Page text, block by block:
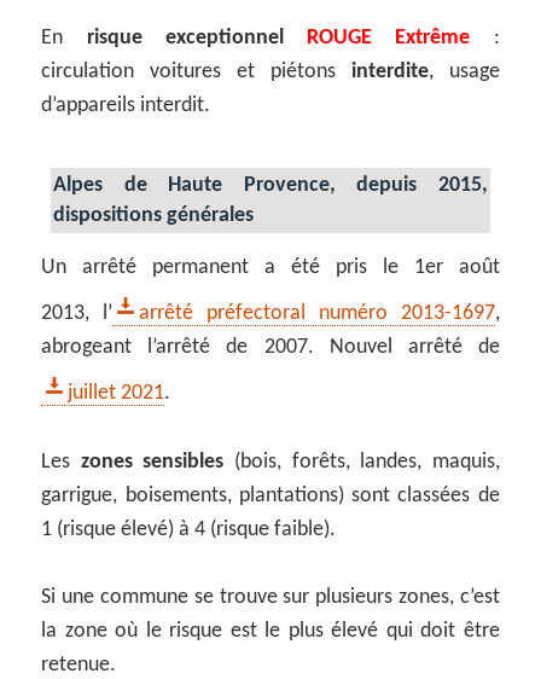
En risque exceptionnel ROUGE Extrême :
circulation voitures et piétons interdite, usage
d’appareils interdit.
Alpes de Haute Provence, depuis 2015,
dispositions générales
Un arrêté permanent a été pris le 1er août
2013, l’
arrêté préfectoral numéro 2013-1697,
abrogeant l’arrêté de 2007. Nouvel arrêté de
juillet 2021.
Les zones sensibles (bois, forêts, landes, maquis,
garrigue, boisements, plantations) sont classées de
1 (risque élevé) à 4 (risque faible).
Si une commune se trouve sur plusieurs zones, c’est
la zone où le risque est le plus élevé qui doit être
retenue.